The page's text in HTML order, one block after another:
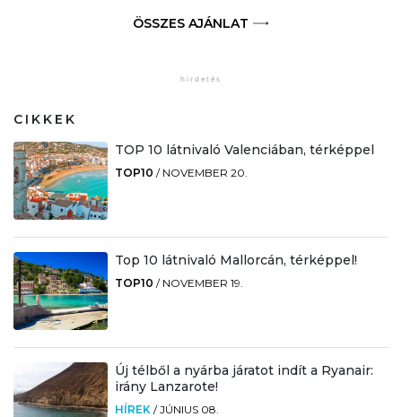
ÖSSZES AJÁNLAT
CIKKEK
TOP 10 látnivaló Valenciában, térképpel
TOP10 / NOVEMBER 20.
Top 10 látnivaló Mallorcán, térképpel!
TOP10 / NOVEMBER 19.
Új télből a nyárba járatot indít a Ryanair:
irány Lanzarote!
HÍREK /JÚNIUS 08.